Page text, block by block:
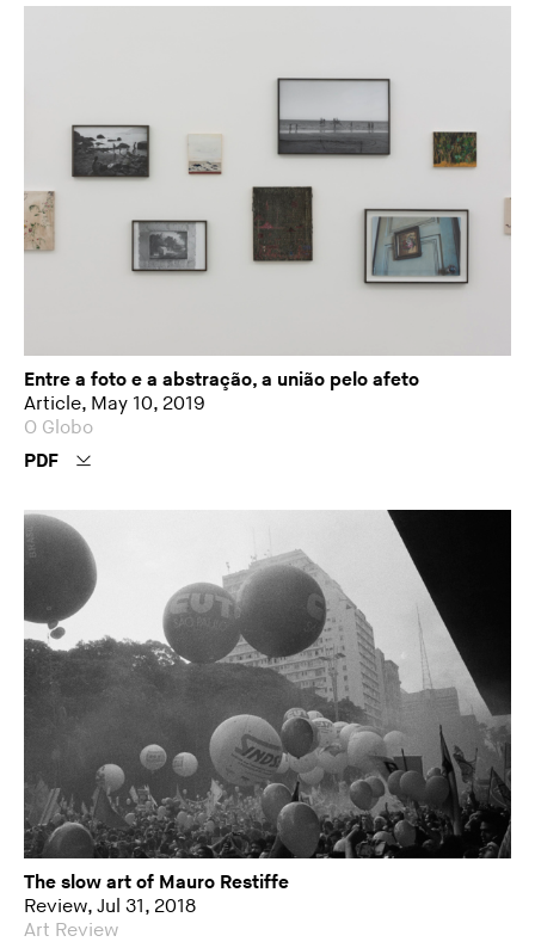
Entre a foto e a abstração, a união pelo afeto
Article, May 10, 2019
O Globo
PDF
The slow art of Mauro Restiffe
Review, Jul 31, 2018
Art Review